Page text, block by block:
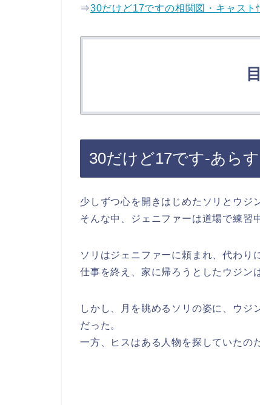
⇒30だけど17ですの相関図・キャスト
30だけど17です-あら
少しずつ心を開きはじめたソリとウジ
そんな中、ジェニファーは道場で練習
ソリはジェニファーに頼まれ、代わり
仕事を終え、家に帰ろうとしたウジン
しかし、月を眺めるソリの姿に、ウ
だった。
一方、ヒスはある人物を探していたの